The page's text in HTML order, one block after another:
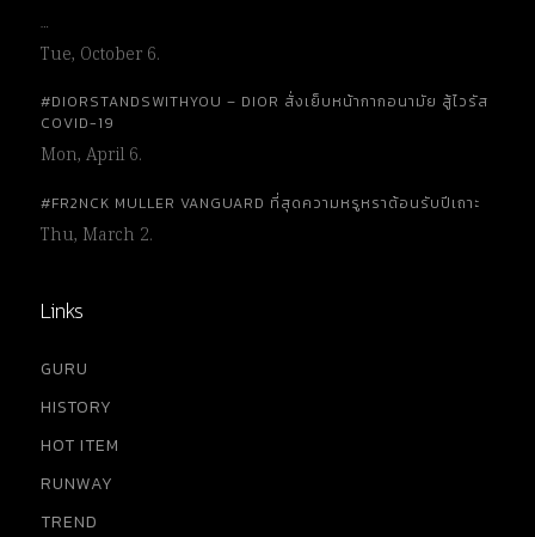
…
Tue, October 6.
#DIORSTANDSWITHYOU – DIOR สั่งเย็บหน้ากากอนามัย สู้ไวรัส
COVID-19
Mon, April 6.
#FR2NCK MULLER VANGUARD ที่สุดความหรูหราต้อนรับปีเถาะ
Thu, March 2.
Links
GURU
HISTORY
HOT ITEM
RUNWAY
TREND